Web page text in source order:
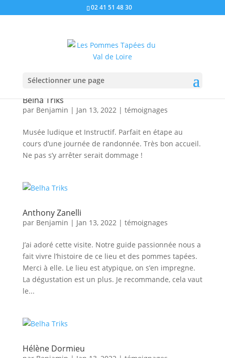
02 41 51 48 30
Sélectionner une page
Belha Triks
par Benjamin | Jan 13, 2022| témoignages
Musée ludique et Instructif. Parfait en étape au
cours d’une journée de randonnée. Très bon accueil.
Ne pas s’y arrêter serait dommage !
Anthony Zanelli
par Benjamin | Jan 13, 2022| témoignages
J’ai adoré cette visite. Notre guide passionnée nous a
fait vivre l’histoire de ce lieu et des pommes tapées.
Merci à elle. Le lieu est atypique, on s’en impregne.
La dégustation est un plus. Je recommande, cela vaut
le...
Hélène Dormieu